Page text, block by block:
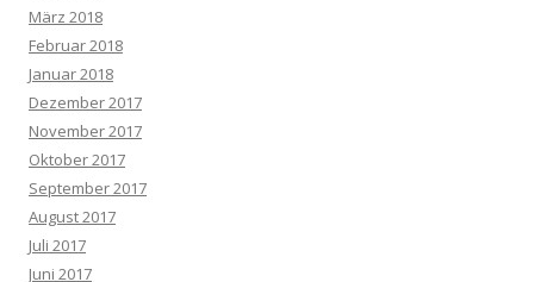
März 2018
Februar 2018
Januar 2018
Dezember 2017
November 2017
Oktober 2017
September 2017
August 2017
Juli 2017
Juni 2017